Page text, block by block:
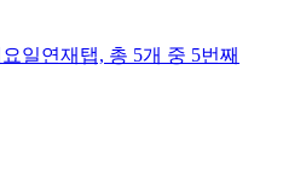
요일연재 탭, 총 5개 중 5번째